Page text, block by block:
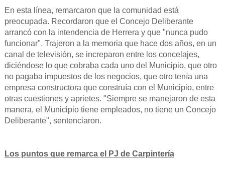
En esta línea, remarcaron que la comunidad está
preocupada. Recordaron que el Concejo Deliberante
arrancó con la intendencia de Herrera y que "nunca pudo
funcionar". Trajeron a la memoria que hace dos años, en un
canal de televisión, se increparon entre los concelajes,
diciéndose lo que cobraba cada uno del Municipio, que otro
no pagaba impuestos de los negocios, que otro tenía una
empresa constructora que construía con el Municipio, entre
otras cuestiones y aprietes. "Siempre se manejaron de esta
manera, el Municipio tiene empleados, no tiene un Concejo
Deliberante", sentenciaron.
Los puntos que remarca el PJ de Carpintería